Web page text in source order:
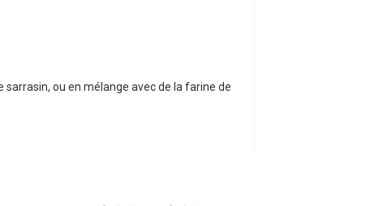
ou en mélange avec de la farine de